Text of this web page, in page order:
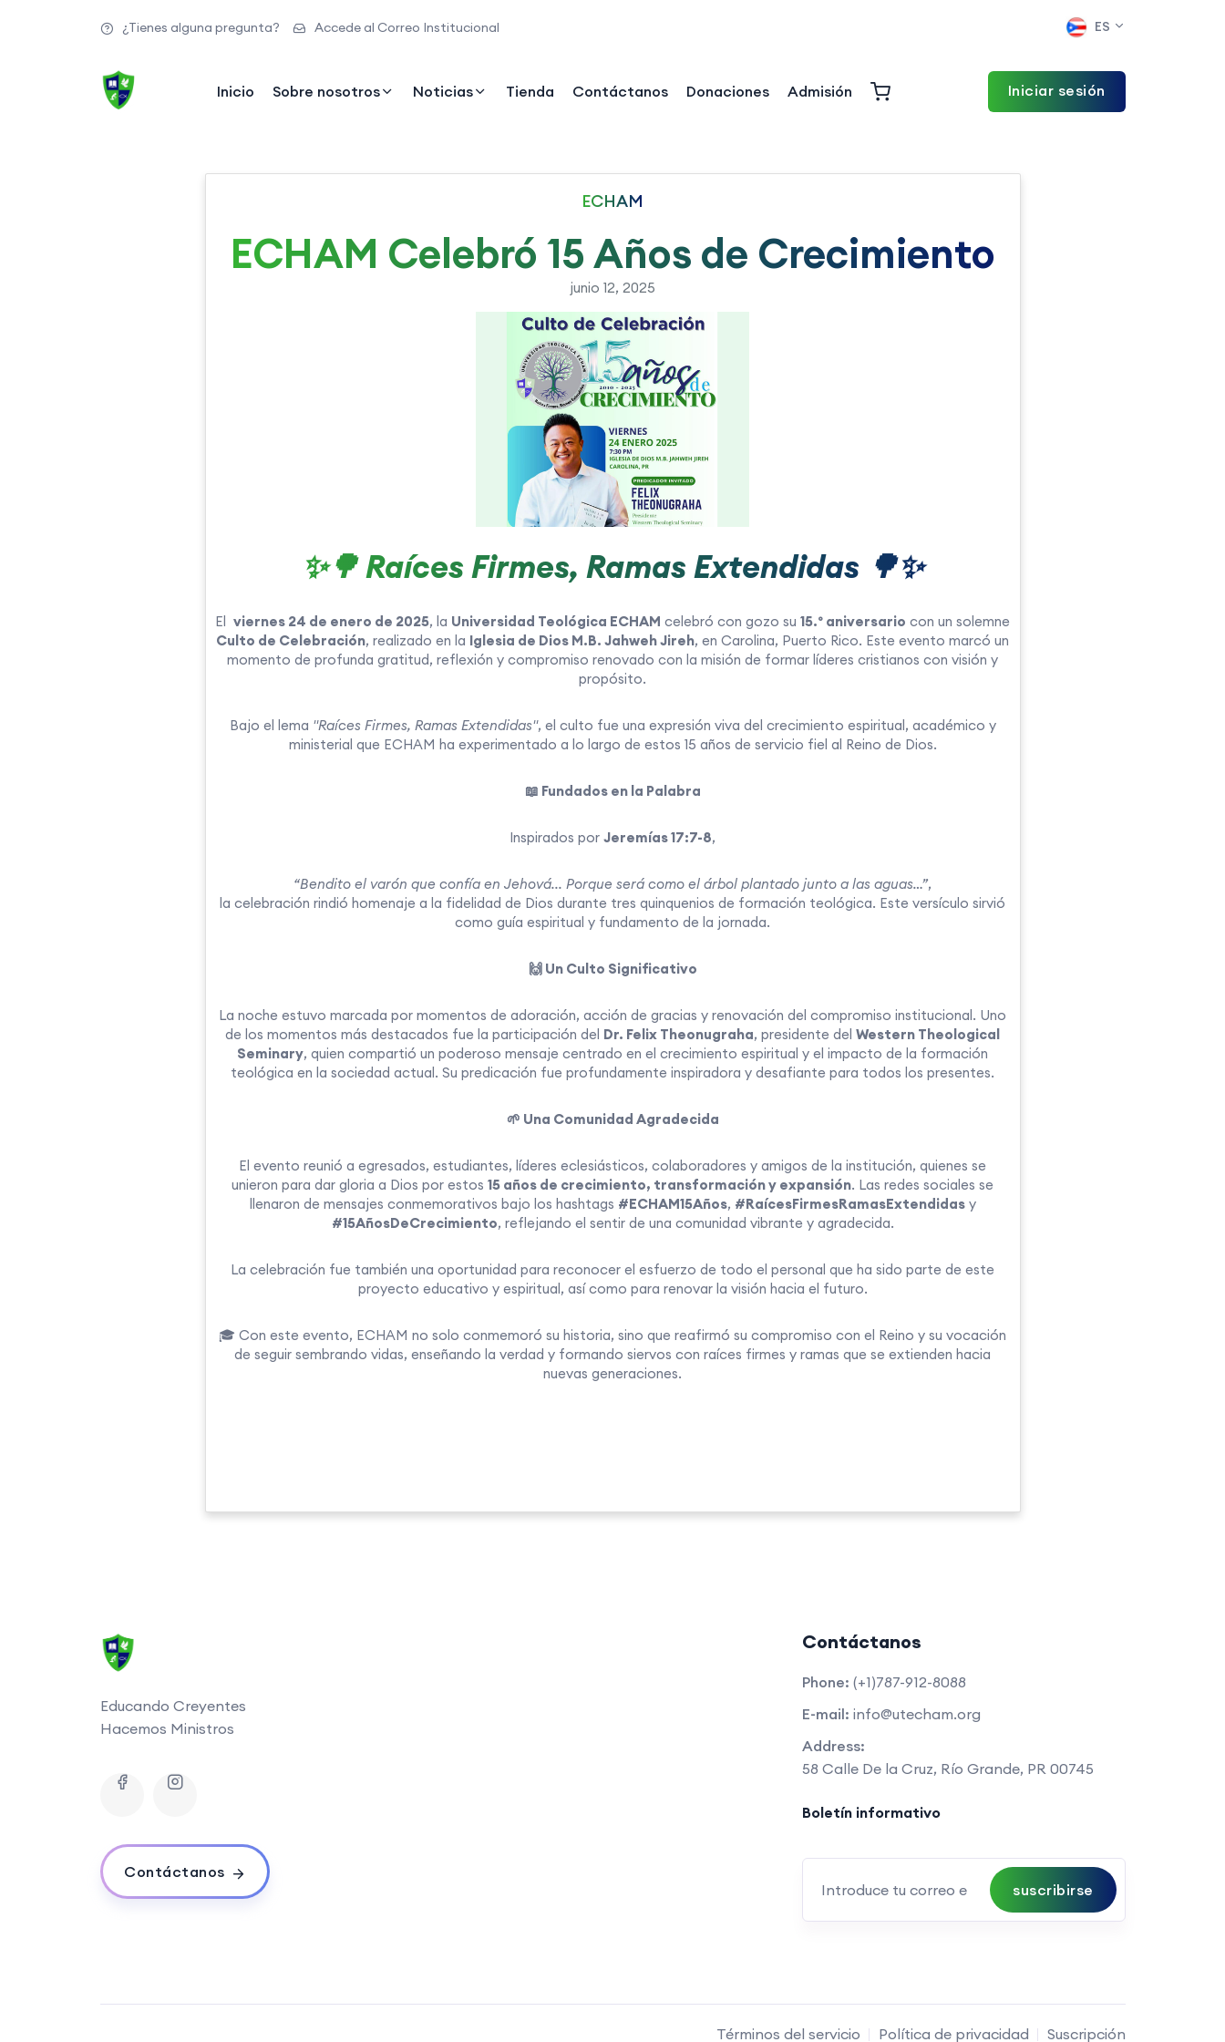
¿Tienes alguna pregunta? Accede al Correo Institucional ES
Inicio Sobre nosotros Noticias Tienda Contáctanos Donaciones Admisión Iniciar sesión
ECHAM
ECHAM Celebró 15 Años de Crecimiento
junio 12, 2025
✨🌳 Raíces Firmes, Ramas Extendidas 🌳✨
El viernes 24 de enero de 2025, la Universidad Teológica ECHAM celebró con gozo su 15.º aniversario con un solemne
Culto de Celebración, realizado en la Iglesia de Dios M.B. Jahweh Jireh, en Carolina, Puerto Rico. Este evento marcó un
momento de profunda gratitud, reflexión y compromiso renovado con la misión de formar líderes cristianos con visión y
propósito.
Bajo el lema "Raíces Firmes, Ramas Extendidas", el culto fue una expresión viva del crecimiento espiritual, académico y
ministerial que ECHAM ha experimentado a lo largo de estos 15 años de servicio fiel al Reino de Dios.
📖 Fundados en la Palabra
Inspirados por Jeremías 17:7-8,
“Bendito el varón que confía en Jehová... Porque será como el árbol plantado junto a las aguas…”,
la celebración rindió homenaje a la fidelidad de Dios durante tres quinquenios de formación teológica. Este versículo sirvió
como guía espiritual y fundamento de la jornada.
🙌 Un Culto Significativo
La noche estuvo marcada por momentos de adoración, acción de gracias y renovación del compromiso institucional. Uno
de los momentos más destacados fue la participación del Dr. Felix Theonugraha, presidente del Western Theological
Seminary, quien compartió un poderoso mensaje centrado en el crecimiento espiritual y el impacto de la formación
teológica en la sociedad actual. Su predicación fue profundamente inspiradora y desafiante para todos los presentes.
🌱 Una Comunidad Agradecida
El evento reunió a egresados, estudiantes, líderes eclesiásticos, colaboradores y amigos de la institución, quienes se
unieron para dar gloria a Dios por estos 15 años de crecimiento, transformación y expansión. Las redes sociales se
llenaron de mensajes conmemorativos bajo los hashtags #ECHAM15Años, #RaícesFirmesRamasExtendidasy
#15AñosDeCrecimiento, reflejando el sentir de una comunidad vibrante y agradecida.
La celebración fue también una oportunidad para reconocer el esfuerzo de todo el personal que ha sido parte de este
proyecto educativo y espiritual, así como para renovar la visión hacia el futuro.
🎓 Con este evento, ECHAM no solo conmemoró su historia, sino que reafirmó su compromiso con el Reino y su vocación
de seguir sembrando vidas, enseñando la verdad y formando siervos con raíces firmes y ramas que se extienden hacia
nuevas generaciones.
Educando Creyentes
Hacemos Ministros
Contáctanos
Contáctanos
Phone: (+1)787-912-8088
E-mail: info@utecham.org
Address:
58 Calle De la Cruz, Río Grande, PR 00745
Boletín informativo
suscribirse
Términos del servicio Política de privacidad Suscripción